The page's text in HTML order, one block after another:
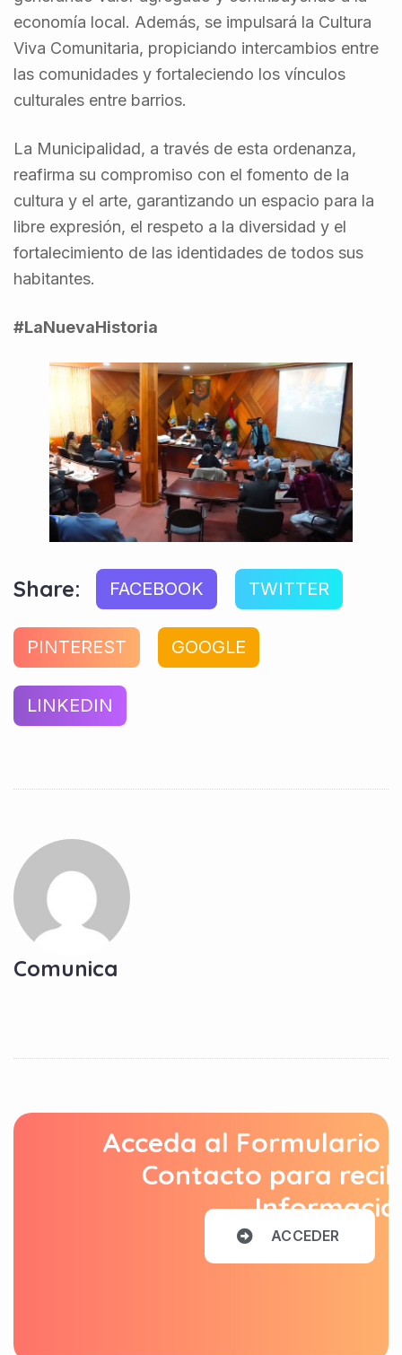
economía local. Además, se impulsará la Cultura
Viva Comunitaria, propiciando intercambios entre
las comunidades y fortaleciendo los vínculos
culturales entre barrios.
La Municipalidad, a través de esta ordenanza,
reafirma su compromiso con el fomento de la
cultura y el arte, garantizando un espacio para la
libre expresión, el respeto a la diversidad y el
fortalecimiento de las identidades de todos sus
habitantes.
#LaNuevaHistoria
Share: FACEBOOK TWITTER
PINTEREST GOOGLE
LINKEDIN
Comunica
Acceda al Formulario
Contacto para
ACCEDER